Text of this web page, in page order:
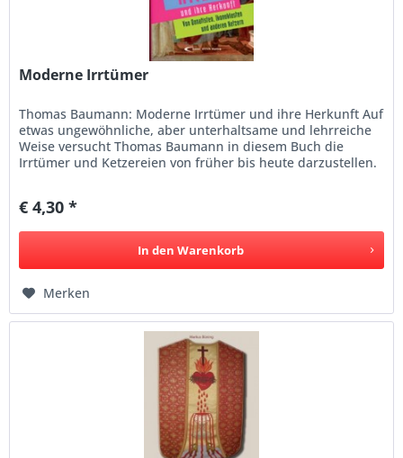
Moderne Irrtümer
Thomas Baumann: Moderne Irrtümer und ihre Herkunft Auf
etwas ungewöhnliche, aber unterhaltsame und lehrreiche
Weise versucht Thomas Baumann in diesem Buch die
Irrtümer und Ketzereien von früher bis heute darzustellen.
€ 4,30 *
In den Warenkorb
Merken